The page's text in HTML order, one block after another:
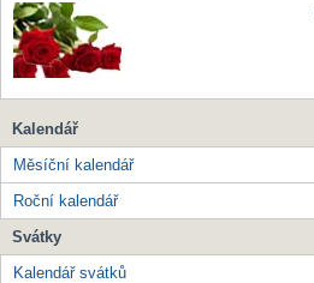
Kalendář
Měsíční kalendář
Roční kalendář
Svátky
Kalendář svátků